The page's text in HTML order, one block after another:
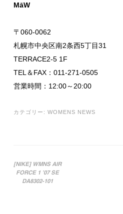
MāW
〒060-0062
札幌市中央区南2条西5丁目31
TERRACE2-5 1F
TEL＆FAX：011-271-0505
営業時間：12:00～20:00
カテゴリー: WOMENS NEWS
投稿ナビゲーション
[NIKE] WMNS AIR
FORCE 1 ’07 SE
DA8302-101